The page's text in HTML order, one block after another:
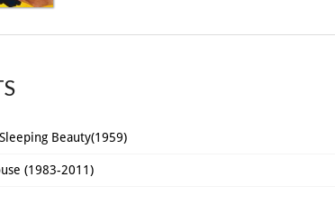
Beauty(1959)
(1983-2011)